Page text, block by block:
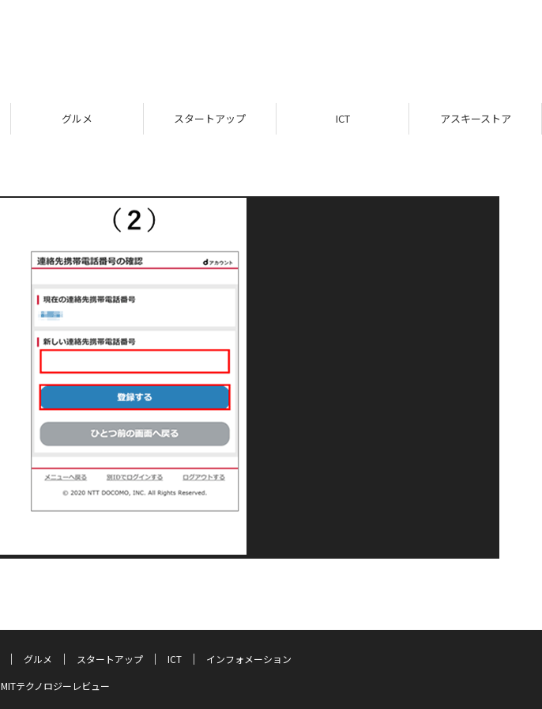
グルメ スタートアップ ICT アスキーストア
グルメ スタートアップ ICT
インフォメーション
MITテクノロジーレビュー